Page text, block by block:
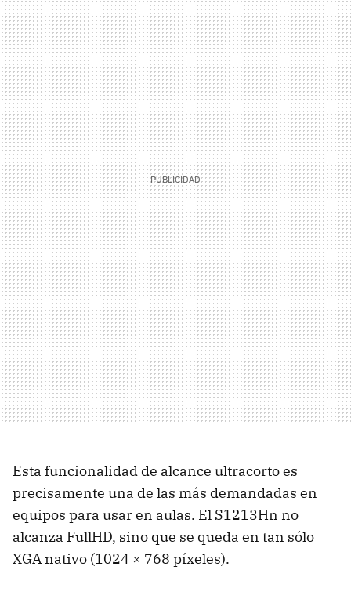
Esta funcionalidad de alcance ultracorto es
precisamente una de las más demandadas en
equipos para usar en aulas. El S1213Hn no
alcanza FullHD, sino que se queda en tan sólo
XGA nativo (1024 × 768 píxeles).